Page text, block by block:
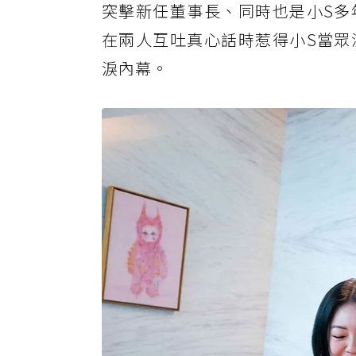
突擊新任董事長、同時也是小S
在兩人互吐真心話時惹得小S當
淚內幕。